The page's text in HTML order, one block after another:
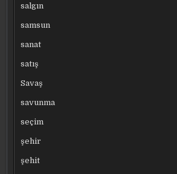
salgın
samsun
sanat
satış
Savaş
savunma
seçim
şehir
şehit